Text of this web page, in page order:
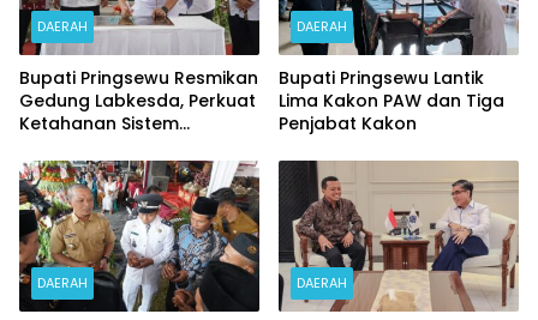
DAERAH
Bupati Pringsewu Resmikan
Gedung Labkesda, Perkuat
Ketahanan Sistem
DAERAH
Bupati Pringsewu Lantik
Lima Kakon PAW dan Tiga
Penjabat Kakon
DAERAH DAERAH